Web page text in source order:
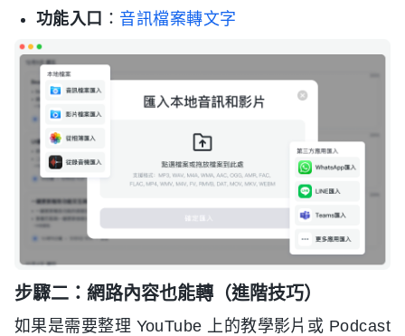
功能入口 ： 音訊檔案轉文字
步驟二：網路內容也能轉（進階技巧）
如果是需要整理 YouTube 上的教學影片或 Podcast